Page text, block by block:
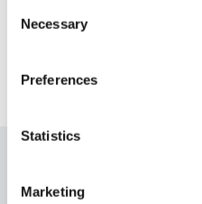
Selection
Necessary
Preferences
Statistics
Marketing